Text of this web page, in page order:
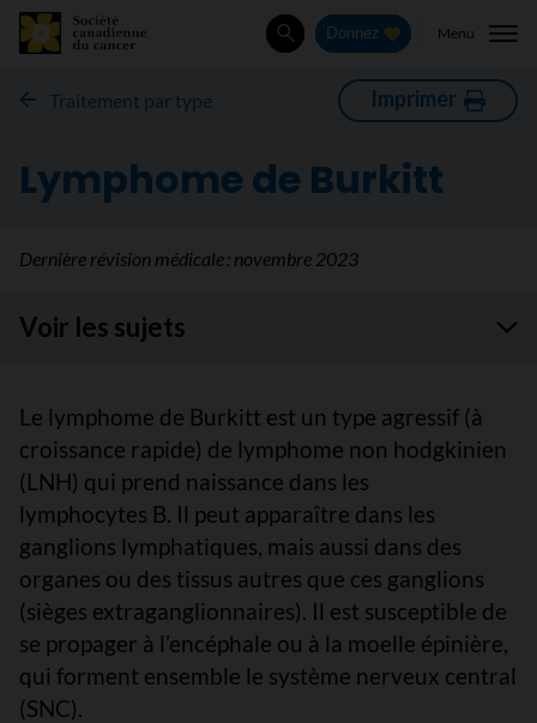
Rechercher
Donnez Menu
Traitement par type Imprimer
Lymphome de Burkitt
Dernière révision médicale : novembre 2023
Voir les sujets
Le lymphome de Burkitt est un type agressif (à
croissance rapide) de lymphome non hodgkinien
(LNH) qui prend naissance dans les
lymphocytes B. Il peut apparaître dans les
ganglions lymphatiques, mais aussi dans des
organes ou des tissus autres que ces ganglions
(sièges extraganglionnaires). Il est susceptible de
se propager à l’encéphale ou à la moelle épinière,
qui forment ensemble le système nerveux central
(SNC).